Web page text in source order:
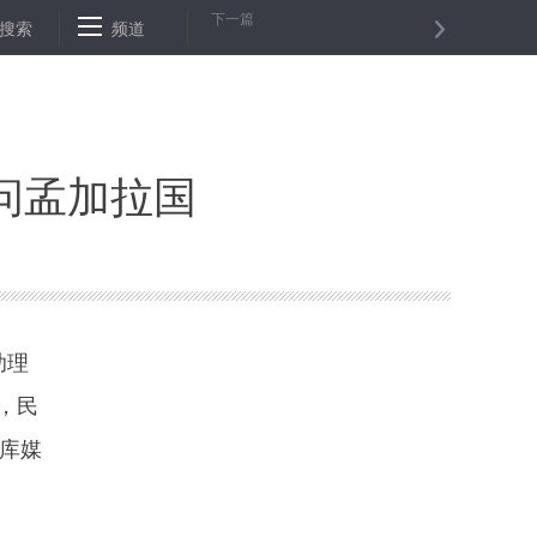
特殊渠道 美民主党参议员因性丑闻缠身宣布辞职 金融科技会
搜索 频道 下一篇
孟加拉国
民
媒